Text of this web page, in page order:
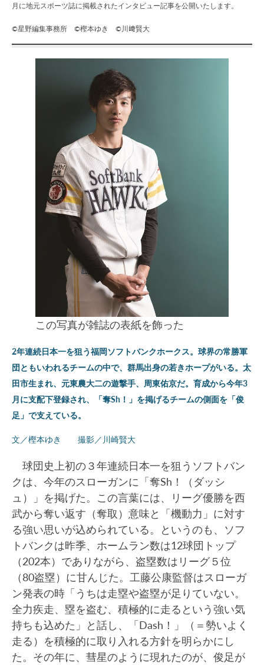
月に地元スポーツ誌に掲載されたインタビュー記事を公開いたします。
©星野編集事務所 ©樫本ゆき ©川﨑賢大
この写真が雑誌の表紙を飾った
2年連続日本一を狙う福岡ソフトバンクホークス。球界の常勝軍
団ともいわれるチームの中で、群馬出身の若きホープがいる。太
田市生まれ、元東農大二の遊撃手、周東佑京だ。育成から今年3
月に支配下登録され、「奪Sh！」を掲げるチームの側面を「俊
足」で支えている。
文／樫本ゆき 撮影／川崎賢大
球団史上初の３年連続日本一を狙うソフトバン
クは、今年のスローガンに「奪Sh！（ダッシ
ュ）」を掲げた。この言葉には、リーグ優勝を西
武から奪い返す（奪取）意味と「機動力」に対す
る強い思いが込められている。というのも、ソフ
トバンクは昨季、ホームラン数は12球団トップ
（202本）でありながら、盗塁数はリーグ５位
（80盗塁）に甘んじた。工藤公康監督はスローガ
ン発表の時「うちは走塁や盗塁が足りていない。
全力疾走、塁を盗む、積極的に走るという強い気
持ちも込めた」と話し、「Dash！」（＝勢いよく
走る）を積極的に取り入れる方針を明らかにし
た。その年に、彗星のように現れたのが、俊足が